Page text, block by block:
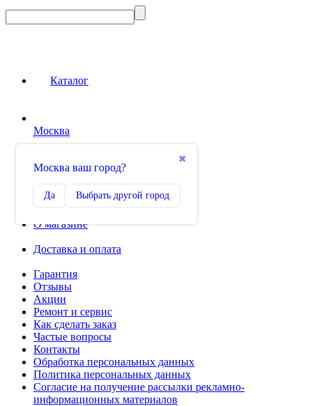
Каталог
Москва
✖
Москва ваш город?
Да Выбрать другой город
0
Избранное
О магазине
Доставка и оплата
Гарантия
Отзывы
Акции
Ремонт и сервис
Как сделать заказ
Частые вопросы
Контакты
Обработка персональных данных
Политика персональных данных
Согласие на получение рассылки рекламно-
информационных материалов